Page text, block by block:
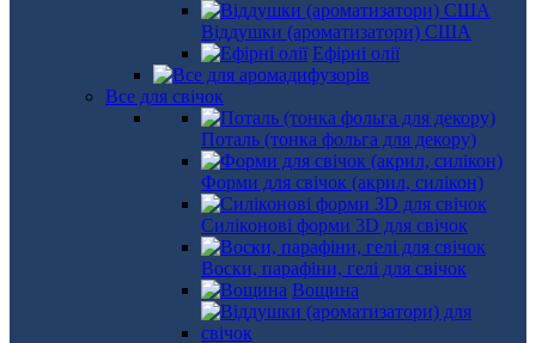
Віддушки (ароматизатори) США
Ефірні олії
Все для свічок
Поталь (тонка фольга для декору)
Форми для свічок (акрил, силікон)
Силіконові форми 3D для свічок
Воски, парафіни, гелі для свічок
Вощина